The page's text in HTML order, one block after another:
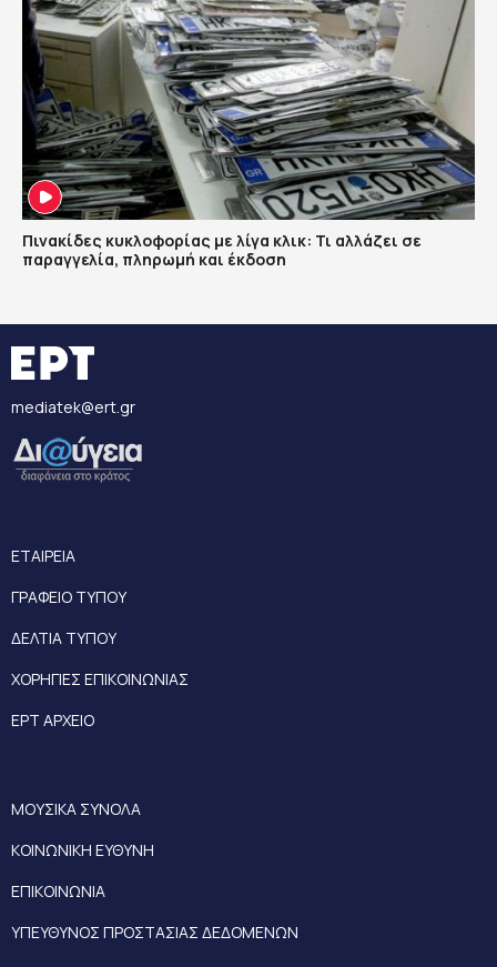
Πινακίδες κυκλοφορίας με λίγα κλικ: Τι αλλάζει σε
παραγγελία, πληρωμή και έκδοση
mediatek@ert.gr
ΕΤΑΙΡΕΙΑ
ΓΡΑΦΕΙΟ ΤΥΠΟΥ
ΔΕΛΤΙΑ ΤΥΠΟΥ
ΧΟΡΗΓΙΕΣ ΕΠΙΚΟΙΝΩΝΙΑΣ
ΕΡΤ ΑΡΧΕΙΟ
ΜΟΥΣΙΚΑ ΣΥΝΟΛΑ
ΚΟΙΝΩΝΙΚΗ ΕΥΘΥΝΗ
ΕΠΙΚΟΙΝΩΝΙΑ
ΥΠΕΥΘΥΝΟΣ ΠΡΟΣΤΑΣΙΑΣ ΔΕΔΟΜΕΝΩΝ